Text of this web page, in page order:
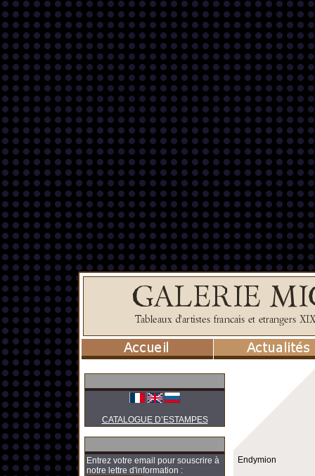
CATALOGUE D’ESTAMPES
Entrez votre email pour souscrire à
notre lettre d'information :
Endymion